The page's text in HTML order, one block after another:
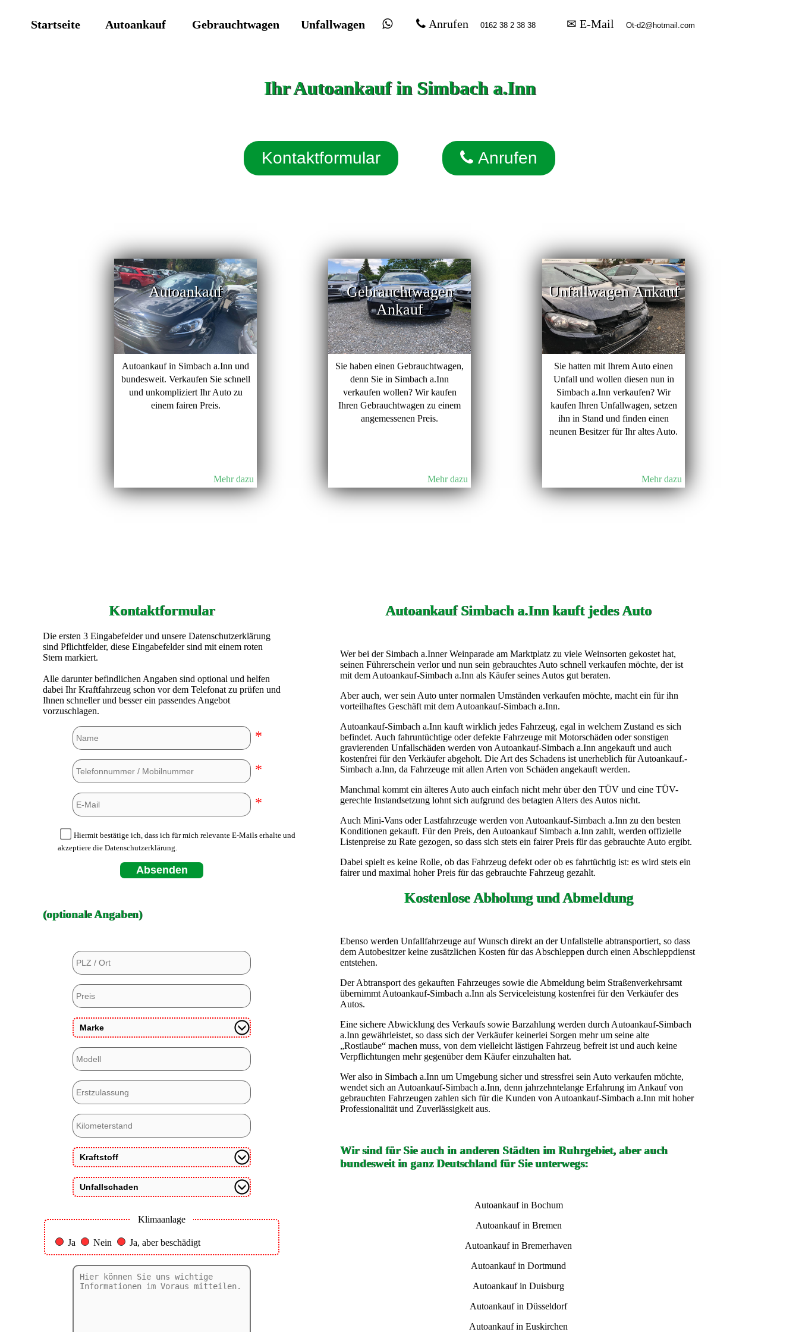
Startseite Autoankauf Gebrauchtwagen Unfallwagen Anrufen ✉ E-Mail
Ihr Autoankauf in Simbach a.Inn
Kontaktformular Anrufen
Autoankauf
Autoankauf in Simbach a.Inn und
bundesweit. Verkaufen Sie schnell
und unkompliziert Ihr Auto zu
einem fairen Preis.
Mehr dazu
Gebrauchtwagen
Ankauf
Sie haben einen Gebrauchtwagen,
denn Sie in Simbach a.Inn
verkaufen wollen? Wir kaufen
Ihren Gebrauchtwagen zu einem
angemessenen Preis.
Mehr dazu
Unfallwagen Ankauf
Sie hatten mit Ihrem Auto einen
Unfall und wollen diesen nun in
Simbach a.Inn verkaufen? Wir
kaufen Ihren Unfallwagen, setzen
ihn in Stand und finden einen
neunen Besitzer für Ihr altes Auto.
Mehr dazu
Kontaktformular
Die ersten 3 Eingabefelder und unsere Datenschutzerklärung
sind Pflichtfelder, diese Eingabefelder sind mit einem roten
Stern markiert.
Alle darunter befindlichen Angaben sind optional und helfen
dabei Ihr Kraftfahrzeug schon vor dem Telefonat zu prüfen und
Ihnen schneller und besser ein passendes Angebot
vorzuschlagen.
*
*
*
Hiermit bestätige ich, dass ich für mich relevante E-Mails erhalte und
akzeptiere die Datenschutzerklärung.
Absenden
(optionale Angaben)
Klimaanlage
Ja Nein Ja, aber beschädigt
Autoankauf Simbach a.Inn kauft jedes Auto
Wer bei der Simbach a.Inner Weinparade am Marktplatz zu viele Weinsorten gekostet hat,
seinen Führerschein verlor und nun sein gebrauchtes Auto schnell verkaufen möchte, der ist
mit dem Autoankauf-Simbach a.Inn als Käufer seines Autos gut beraten.
Aber auch, wer sein Auto unter normalen Umständen verkaufen möchte, macht ein für ihn
vorteilhaftes Geschäft mit dem Autoankauf-Simbach a.Inn.
Autoankauf-Simbach a.Inn kauft wirklich jedes Fahrzeug, egal in welchem Zustand es sich
befindet. Auch fahruntüchtige oder defekte Fahrzeuge mit Motorschäden oder sonstigen
gravierenden Unfallschäden werden von Autoankauf-Simbach a.Inn angekauft und auch
kostenfrei für den Verkäufer abgeholt. Die Art des Schadens ist unerheblich für Autoankauf.-
Simbach a.Inn, da Fahrzeuge mit allen Arten von Schäden angekauft werden.
Manchmal kommt ein älteres Auto auch einfach nicht mehr über den TÜV und eine TÜV-
gerechte Instandsetzung lohnt sich aufgrund des betagten Alters des Autos nicht.
Auch Mini-Vans oder Lastfahrzeuge werden von Autoankauf-Simbach a.Inn zu den besten
Konditionen gekauft. Für den Preis, den Autoankauf Simbach a.Inn zahlt, werden offizielle
Listenpreise zu Rate gezogen, so dass sich stets ein fairer Preis für das gebrauchte Auto ergibt.
Dabei spielt es keine Rolle, ob das Fahrzeug defekt oder ob es fahrtüchtig ist: es wird stets ein
fairer und maximal hoher Preis für das gebrauchte Fahrzeug gezahlt.
Kostenlose Abholung und Abmeldung
Ebenso werden Unfallfahrzeuge auf Wunsch direkt an der Unfallstelle abtransportiert, so dass
dem Autobesitzer keine zusätzlichen Kosten für das Abschleppen durch einen Abschleppdienst
entstehen.
Der Abtransport des gekauften Fahrzeuges sowie die Abmeldung beim Straßenverkehrsamt
übernimmt Autoankauf-Simbach a.Inn als Serviceleistung kostenfrei für den Verkäufer des
Autos.
Eine sichere Abwicklung des Verkaufs sowie Barzahlung werden durch Autoankauf-Simbach
a.Inn gewährleistet, so dass sich der Verkäufer keinerlei Sorgen mehr um seine alte
„Rostlaube“ machen muss, von dem vielleicht lästigen Fahrzeug befreit ist und auch keine
Verpflichtungen mehr gegenüber dem Käufer einzuhalten hat.
Wer also in Simbach a.Inn um Umgebung sicher und stressfrei sein Auto verkaufen möchte,
wendet sich an Autoankauf-Simbach a.Inn, denn jahrzehntelange Erfahrung im Ankauf von
gebrauchten Fahrzeugen zahlen sich für die Kunden von Autoankauf-Simbach a.Inn mit hoher
Professionalität und Zuverlässigkeit aus.
Wir sind für Sie auch in anderen Städten im Ruhrgebiet, aber auch
bundesweit in ganz Deutschland für Sie unterwegs:
Autoankauf in Bochum
Autoankauf in Bremen
Autoankauf in Bremerhaven
Autoankauf in Dortmund
Autoankauf in Duisburg
Autoankauf in Düsseldorf
Autoankauf in Euskirchen